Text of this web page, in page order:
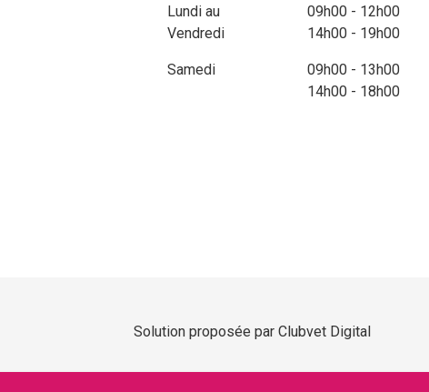
Lundi au
Vendredi
09h00 - 12h00
14h00 - 19h00
Samedi
09h00 - 13h00
14h00 - 18h00
Solution proposée par Clubvet Digital